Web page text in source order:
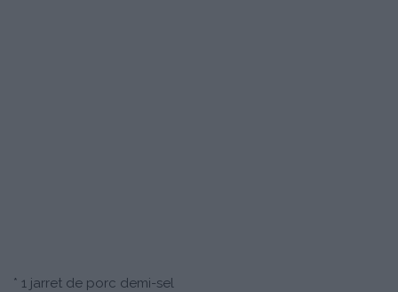
* 1 jarret de porc demi-sel